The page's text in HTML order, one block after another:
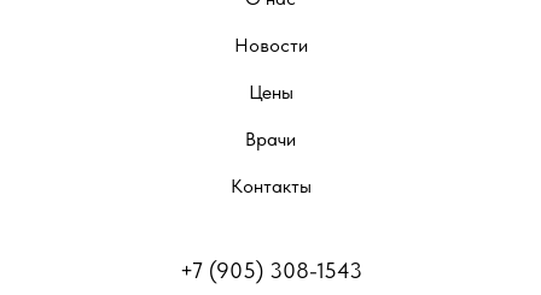
Новости
Цены
Врачи
Контакты
+7 (905) 308-1543